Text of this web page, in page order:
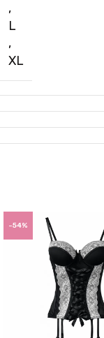
,
L
,
XL
-54%